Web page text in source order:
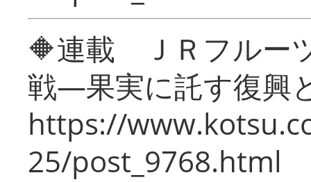
🔶連載 ＪＲフルー
戦―果実に託す復興
https://
25/post_9768.html